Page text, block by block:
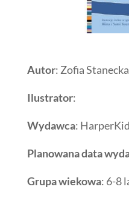
Autor: Zofia
Ilustrator:
Wydawca:
Planowana data
Grupa wiekowa: 6-8